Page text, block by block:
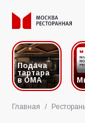
Подача
тартара
в ОМА
Главная /